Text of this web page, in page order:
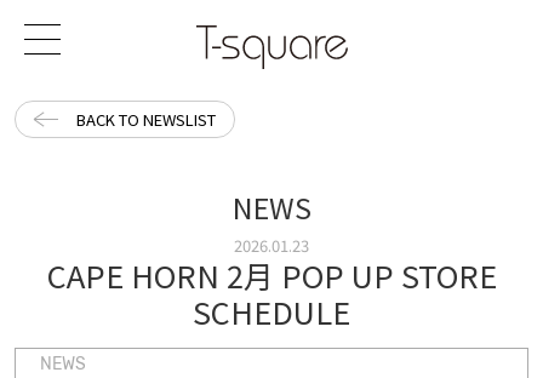
BACK TO NEWSLIST
NEWS
2026.01.23
CAPE HORN 2月 POP UP STORE
SCHEDULE
NEWS